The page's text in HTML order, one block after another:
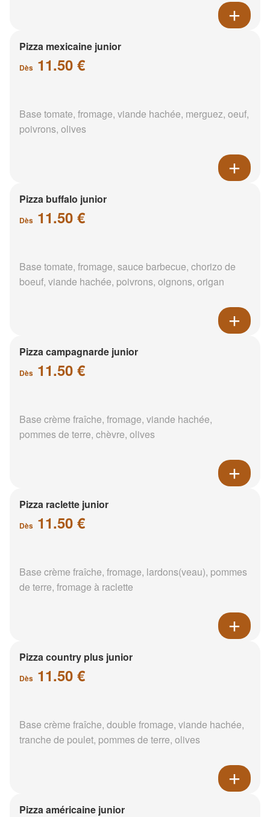
Pizza mexicaine junior
Dès 11.50 €
Base tomate, fromage, viande hachée, merguez, oeuf,
poivrons, olives
Pizza buffalo junior
Dès 11.50 €
Base tomate, fromage, sauce barbecue, chorizo de
boeuf, viande hachée, poivrons, oignons, origan
Pizza campagnarde junior
Dès 11.50 €
Base crème fraîche, fromage, viande hachée,
pommes de terre, chèvre, olives
Pizza raclette junior
Dès 11.50 €
Base crème fraîche, fromage, lardons(veau), pommes
de terre, fromage à raclette
Pizza country plus junior
Dès 11.50 €
Base crème fraîche, double fromage, viande hachée,
tranche de poulet, pommes de terre, olives
Pizza américaine junior